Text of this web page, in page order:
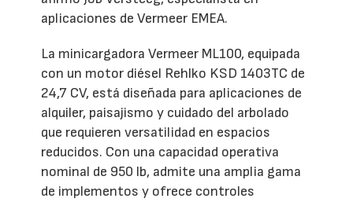
aplicaciones de Vermeer EMEA.
La minicargadora Vermeer ML100, equipada
con un motor diésel Rehlko KSD 1403TC de
24,7 CV, está diseñada para aplicaciones de
alquiler, paisajismo y cuidado del arbolado
que requieren versatilidad en espacios
reducidos. Con una capacidad operativa
nominal de 950 lb, admite una amplia gama
de implementos y ofrece controles